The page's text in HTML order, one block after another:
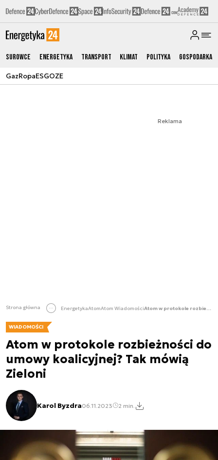
Surowce Energetyka Transport Klimat Polityka Gospodarka
GazRopaESGOZE
Reklama
Strona główna EnergetykaAtomAtom Wiadomości Atom w protokole rozbieżności do umowy koalicyjnej? Tak mówią Zieloni
WIADOMOŚCI
Atom w protokole rozbieżności do
umowy koalicyjnej? Tak mówią
Zieloni
Karol Byzdra06.11.2023 2 min.